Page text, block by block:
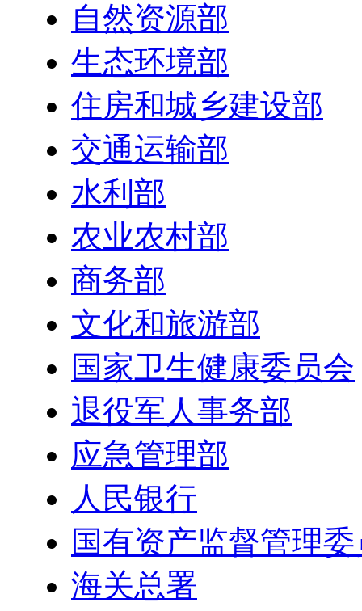
自然资源部
生态环境部
住房和城乡建设部
交通运输部
水利部
农业农村部
商务部
文化和旅游部
国家卫生健康委员会
退役军人事务部
应急管理部
人民银行
国有资产监督管理
海关总署